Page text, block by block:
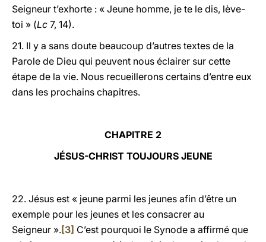
Seigneur t’exhorte : « Jeune homme, je te le dis, lève-
toi » (Lc 7, 14).
21. Il y a sans doute beaucoup d’autres textes de la
Parole de Dieu qui peuvent nous éclairer sur cette
étape de la vie. Nous recueillerons certains d’entre eux
dans les prochains chapitres.
CHAPITRE 2
JÉSUS-CHRIST TOUJOURS JEUNE
22. Jésus est « jeune parmi les jeunes afin d’être un
exemple pour les jeunes et les consacrer au
Seigneur ».[3] C’est pourquoi le Synode a affirmé que